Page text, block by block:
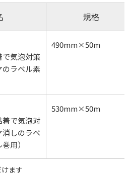
規格
気泡対策
のラベル素
490mm×50m
着で気泡対
しのラベ
用）
530mm×50m
ます